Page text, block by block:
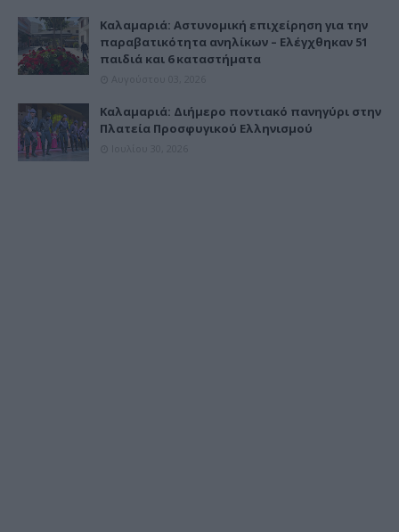
Καλαμαριά: Αστυνομική επιχείρηση για την
παραβατικότητα ανηλίκων – Ελέγχθηκαν 51
παιδιά και 6 καταστήματα
Καλαμαριά: Διήμερο ποντιακό πανηγύρι στην
Πλατεία Προσφυγικού Ελληνισμού